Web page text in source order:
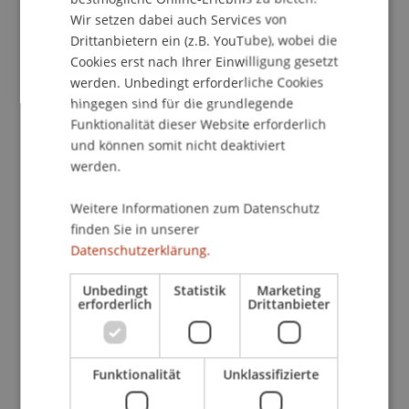
finance strategy for Europe / FinTech action plan"
kundzutun.
Der Vortrag geht auf die wesentlichen Inhalte des
Konsultationspapiers ein und würdigt
ausgewählte Themen aus finanzmarktrechtlicher
Perspektive. Gerne möchten wir Sie darauf
aufmerksam machen, dass "neue Technologien"
Finanzmarktrecht behandelt werden.
Wir freuen uns, dass wir mit Dr. Thomas Stern,
MBA, einen erfahrenen Referenten gewinnen
konnten, der in seinem 40-minütigen Vortrag auf
das aktuelle Konsultationspapier der
Europäischen Kommission zur Digitalstrategie
(FinTech Action Plan) eingeht. Im Anschluss steht
Dr. Stern für Fragen zur Verfügung, die Sie über
Wir setzen dabei auch Services von
Drittanbietern ein (z.B. YouTube), wobei die
Cookies erst nach Ihrer Einwilligung gesetzt
werden. Unbedingt erforderliche Cookies
hingegen sind für die grundlegende
Funktionalität dieser Website erforderlich
und können somit nicht deaktiviert
werden.
Weitere Informationen zum Datenschutz
finden Sie in unserer
Datenschutzerklärung.
Unbedingt
erforderlich
Statistik Marketing
Drittanbieter
Funktionalität Unklassifizierte